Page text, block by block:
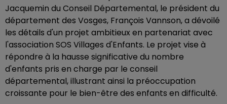
Jacquemin du Conseil Départemental, le président du
département des Vosges, François Vannson, a dévoilé
les détails d'un projet ambitieux en partenariat avec
l'association SOS Villages d'Enfants. Le projet vise à
répondre à la hausse significative du nombre
d'enfants pris en charge par le conseil
départemental, illustrant ainsi la préoccupation
croissante pour le bien-être des enfants en difficulté.